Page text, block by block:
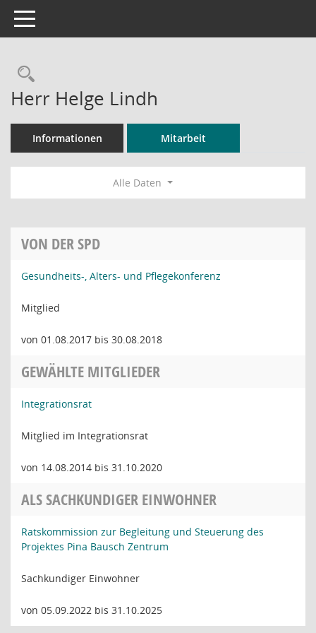
Toggle navigation
Rechercheauswahl
Herr Helge Lindh
Informationen Mitarbeit
Alle Daten
VON DER SPD
Gesundheits-, Alters- und Pflegekonferenz
Mitglied
von 01.08.2017 bis 30.08.2018
GEWÄHLTE MITGLIEDER
Integrationsrat
Mitglied im Integrationsrat
von 14.08.2014 bis 31.10.2020
ALS SACHKUNDIGER EINWOHNER
Ratskommission zur Begleitung und Steuerung des
Projektes Pina Bausch Zentrum
Sachkundiger Einwohner
von 05.09.2022 bis 31.10.2025